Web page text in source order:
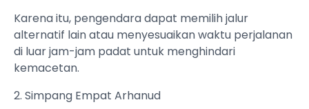
Karena itu, pengendara dapat memilih jalur
alternatif lain atau menyesuaikan waktu perjalanan
di luar jam-jam padat untuk menghindari
kemacetan.
2. Simpang Empat Arhanud